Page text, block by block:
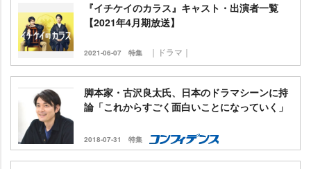
『イチケイのカラス』キャスト・出演者一覧
【2021年4月期放送】
2021-06-07 特集 ｜ドラマ｜
脚本家・古沢良太氏、日本のドラマシーンに持
論「これからすごく面白いことになっていく」
2018-07-31 特集